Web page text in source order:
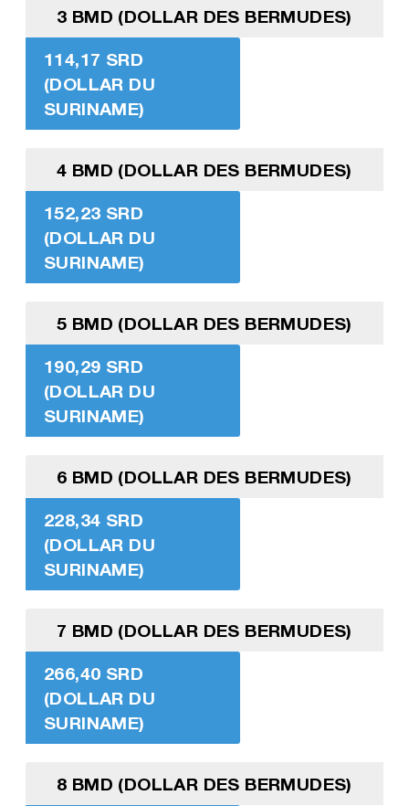
3 BMD (DOLLAR DES BERMUDES)
114,17 SRD
(DOLLAR DU
SURINAME)
4 BMD (DOLLAR DES BERMUDES)
152,23 SRD
(DOLLAR DU
SURINAME)
5 BMD (DOLLAR DES BERMUDES)
190,29 SRD
(DOLLAR DU
SURINAME)
6 BMD (DOLLAR DES BERMUDES)
228,34 SRD
(DOLLAR DU
SURINAME)
7 BMD (DOLLAR DES BERMUDES)
266,40 SRD
(DOLLAR DU
SURINAME)
8 BMD (DOLLAR DES BERMUDES)